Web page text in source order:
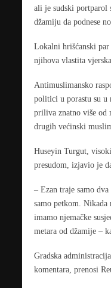
ali je sudski portparol
džamiju da podnese
Lokalni hrišćanski
njihova vlastita
Antimuslimansko
politici u porastu su u
priliva znatno više
drugih većinski
Huseyin Turgut,
presudom, izjavio je
– Ezan traje samo
samo petkom.
imamo njemačke
metara od džamije –
Gradska
komentara, prenosi